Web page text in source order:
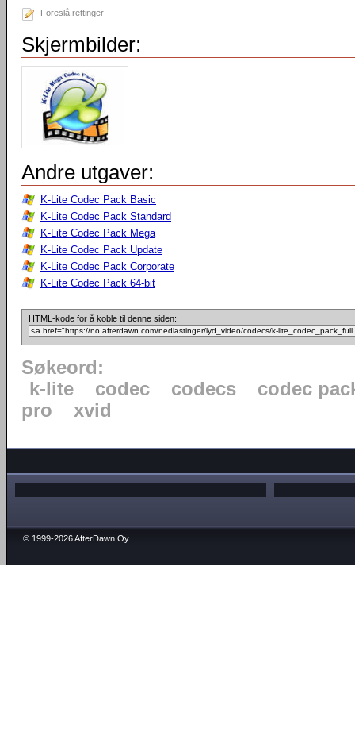
Foreslå rettinger
Skjermbilder:
Andre utgaver:
K-Lite Codec Pack Basic
K-Lite Codec Pack Standard
K-Lite Codec Pack Mega
K-Lite Codec Pack Update
K-Lite Codec Pack Corporate
K-Lite Codec Pack 64-bit
HTML-kode for å koble til denne siden:
Søkeord:
k-lite
codec codecs
codec
pro
xvid
© 1999-2026 AfterDawn Oy